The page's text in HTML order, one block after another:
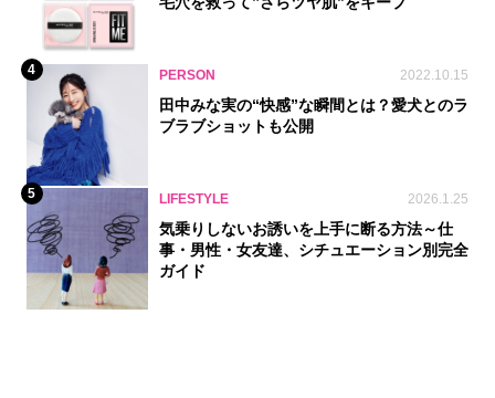
4 PERSON 2022.10.15
田中みな実の“快感”な瞬間とは？愛犬とのラ
ブラブショットも公開
5 LIFESTYLE 2026.1.25
気乗りしないお誘いを上手に断る方法～仕
事・男性・女友達、シチュエーション別完全
ガイド